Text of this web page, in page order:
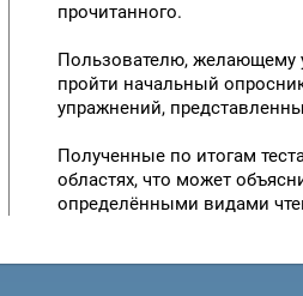
прочитанного.
Пользователю, желающему
пройти начальный
упражнений,
Полученные по итогам
областях, что может
определёнными видами